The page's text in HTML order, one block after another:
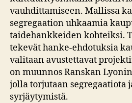
vauhdittamiseen. Mallissa
segregaation uhkaamia
taidehankkeiden kohteiksi.
tekevät hanke-ehdotuksia
valitaan avustettavat
on muunnos Ranskan
jolla torjutaan segregaatiota
syrjäytymistä.